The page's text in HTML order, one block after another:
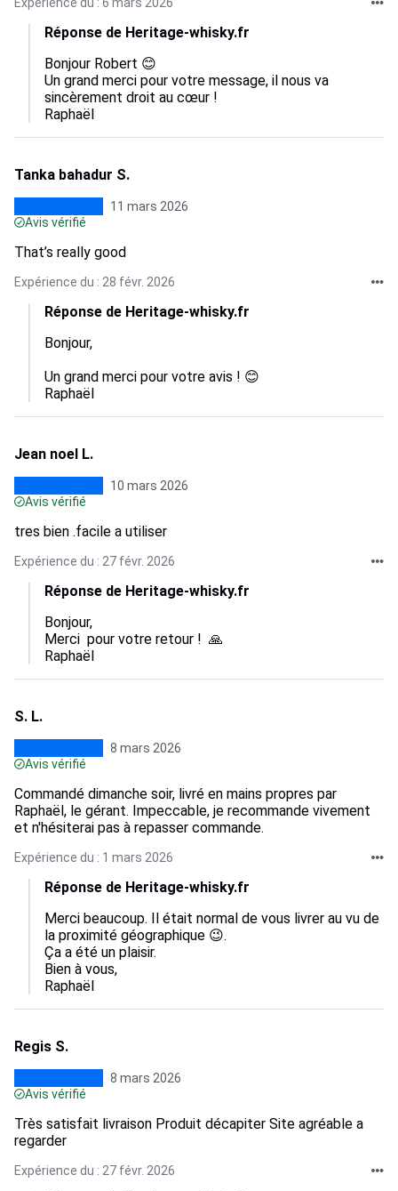
Réponse de Heritage-whisky.fr
Bonjour Robert 😊
Un grand merci pour votre message, il nous va
sincèrement droit au cœur !
Raphaël
Tanka bahadur S.
11 mars 2026
Avis vérifié
That’s really good
Expérience du : 28 févr. 2026
Réponse de Heritage-whisky.fr
Bonjour,
Un grand merci pour votre avis ! 😊
Raphaël
Jean noel L.
10 mars 2026
Avis vérifié
tres bien .facile a utiliser
Expérience du : 27 févr. 2026
Réponse de Heritage-whisky.fr
Bonjour,
Merci  pour votre retour !  🙏
Raphaël
S. L.
8 mars 2026
Avis vérifié
Commandé dimanche soir, livré en mains propres par
Raphaël, le gérant. Impeccable, je recommande vivement
et n'hésiterai pas à repasser commande.
Expérience du : 1 mars 2026
Réponse de Heritage-whisky.fr
Merci beaucoup. Il était normal de vous livrer au vu de
la proximité géographique 😉.
Ça a été un plaisir.
Bien à vous,
Raphaël
Regis S.
8 mars 2026
Avis vérifié
Très satisfait livraison Produit décapiter Site agréable a
regarder
Expérience du : 27 févr. 2026